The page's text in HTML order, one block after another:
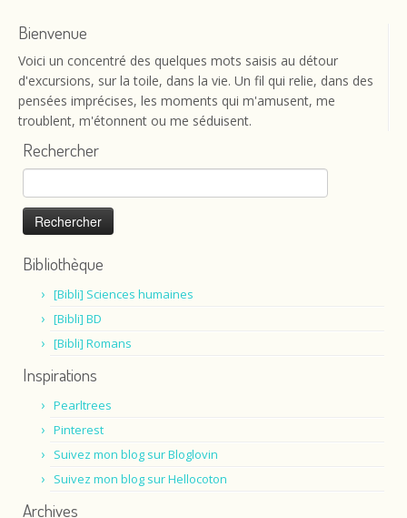
Bienvenue
Voici un concentré des quelques mots saisis au détour
d'excursions, sur la toile, dans la vie. Un fil qui relie, dans des
pensées imprécises, les moments qui m'amusent, me
troublent, m'étonnent ou me séduisent.
Rechercher
Rechercher :
Bibliothèque
[Bibli] Sciences humaines
[Bibli] BD
[Bibli] Romans
Inspirations
Pearltrees
Pinterest
Suivez mon blog sur Bloglovin
Suivez mon blog sur Hellocoton
Archives